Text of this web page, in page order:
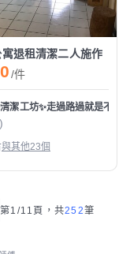
退租清潔二人施作
/件
潔工坊✨走過路過就是不要
與其他23個
第1/11頁， 共252筆